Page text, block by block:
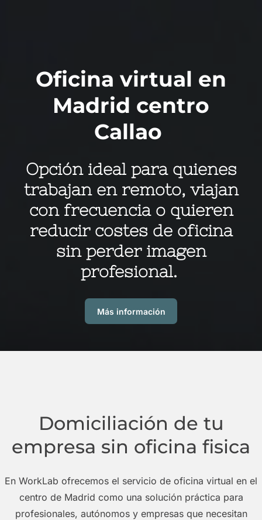
Oficina virtual en
Madrid centro
Callao
Opción ideal para quienes
trabajan en remoto, viajan
con frecuencia o quieren
reducir costes de oficina
sin perder imagen
profesional.
Más información
Domiciliación de tu
empresa sin oficina fisica
En WorkLab ofrecemos el servicio de oficina virtual en el
centro de Madrid como una solución práctica para
profesionales, autónomos y empresas que necesitan